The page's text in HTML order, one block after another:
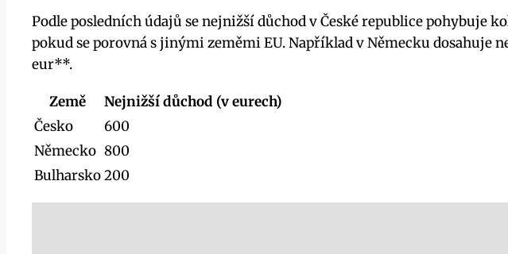
Podle posledních údajů se nejnižší důchod v České republice
pokud se porovná s jinými zeměmi EU. Například v Německu
eur**.
Země
Nejnižší důchod (v eurech)
Česko
600
Německo 800
Bulharsko200